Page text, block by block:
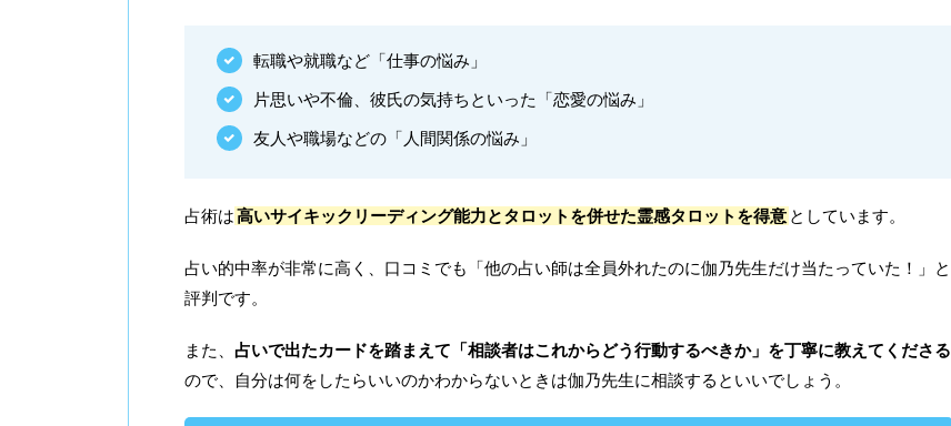
転職や就職など「仕事の悩み」
片思いや不倫、彼氏の気持ちといった「恋愛の悩み」
友人や職場などの「人間関係の悩み」
占術は高いサイキックリーディング能力とタロットを併せた霊感タロットを得意 としています。
占い的中率が非常に高く、口コミでも「他の占い師は全員外れたのに伽乃先生だけ当たっていた！」と
評判です。
また、 占いで出たカードを踏まえて「相談者はこれからどう行動するべきか」を丁寧に教えてくださる
ので、自分は何をしたらいいのかわからないときは伽乃先生に相談するといいでしょう。